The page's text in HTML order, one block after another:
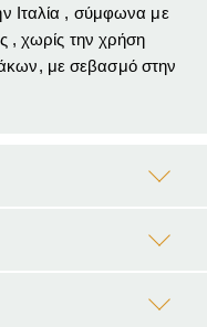
Ιταλία , σύμφωνα με
, χωρίς την χρήση
με σεβασμό στην